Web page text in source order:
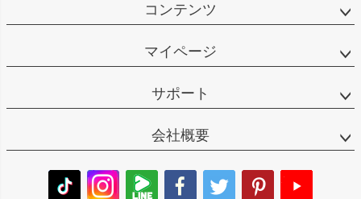
コンテンツ
マイページ
サポート
会社概要